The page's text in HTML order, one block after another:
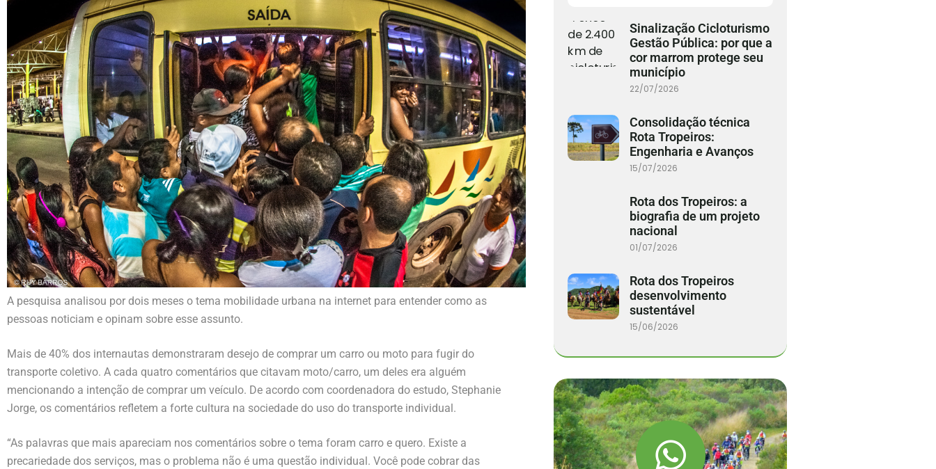
A pesquisa analisou por dois meses o tema mobilidade urbana na internet para entender como as
pessoas noticiam e opinam sobre esse assunto.
Mais de 40% dos internautas demonstraram desejo de comprar um carro ou moto para fugir do
transporte coletivo. A cada quatro comentários que citavam moto/carro, um deles era alguém
mencionando a intenção de comprar um veículo. De acordo com coordenadora do estudo, Stephanie
Jorge, os comentários refletem a forte cultura na sociedade do uso do transporte individual.
“As palavras que mais apareciam nos comentários sobre o tema foram carro e quero. Existe a
precariedade dos serviços, mas o problema não é uma questão individual. Você pode cobrar das
Sinalização Cicloturismo
Gestão Pública: por que a
cor marrom protege seu
município
22/07/2026
Consolidação técnica
Rota Tropeiros:
Engenharia e Avanços
15/07/2026
Rota dos Tropeiros: a
biografia de um projeto
nacional
01/07/2026
Rota dos Tropeiros
desenvolvimento
sustentável
15/06/2026